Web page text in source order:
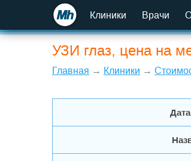
Клиники Врачи
УЗИ глаз, цена на
Главная → Клиники →